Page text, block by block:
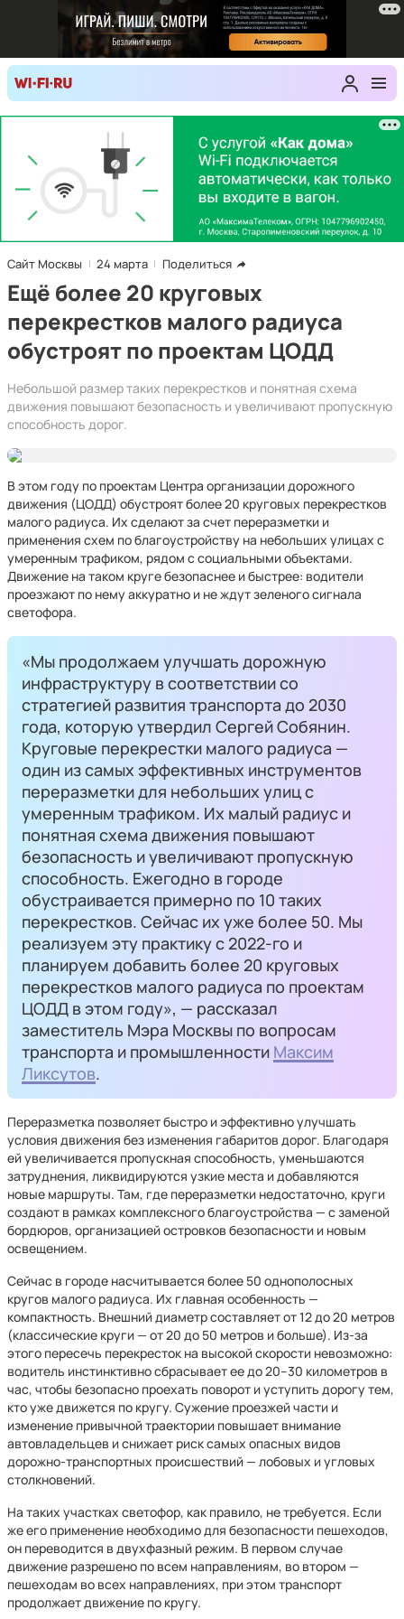
Сайт Москвы 24 марта Поделиться
Ещё более 20 круговых
перекрестков малого радиуса
обустроят по проектам ЦОДД
Небольшой размер таких перекрестков и понятная схема
движения повышают безопасность и увеличивают пропускную
способность дорог.
В этом году по проектам Центра организации дорожного
движения (ЦОДД) обустроят более 20 круговых перекрестков
малого радиуса. Их сделают за счет переразметки и
применения схем по благоустройству на небольших улицах с
умеренным трафиком, рядом с социальными объектами.
Движение на таком круге безопаснее и быстрее: водители
проезжают по нему аккуратно и не ждут зеленого сигнала
светофора.
«Мы продолжаем улучшать дорожную
инфраструктуру в соответствии со
стратегией развития транспорта до 2030
года, которую утвердил Сергей Собянин.
Круговые перекрестки малого радиуса —
один из самых эффективных инструментов
переразметки для небольших улиц с
умеренным трафиком. Их малый радиус и
понятная схема движения повышают
безопасность и увеличивают пропускную
способность. Ежегодно в городе
обустраивается примерно по 10 таких
перекрестков. Сейчас их уже более 50. Мы
реализуем эту практику с 2022-го и
планируем добавить более 20 круговых
перекрестков малого радиуса по проектам
ЦОДД в этом году», — рассказал
заместитель Мэра Москвы по вопросам
транспорта и промышленности Максим
Ликсутов.
Переразметка позволяет быстро и эффективно улучшать
условия движения без изменения габаритов дорог. Благодаря
ей увеличивается пропускная способность, уменьшаются
затруднения, ликвидируются узкие места и добавляются
новые маршруты. Там, где переразметки недостаточно, круги
создают в рамках комплексного благоустройства — с заменой
бордюров, организацией островков безопасности и новым
освещением.
Сейчас в городе насчитывается более 50 однополосных
кругов малого радиуса. Их главная особенность —
компактность. Внешний диаметр составляет от 12 до 20 метров
(классические круги — от 20 до 50 метров и больше). Из-за
этого пересечь перекресток на высокой скорости невозможно:
водитель инстинктивно сбрасывает ее до 20–30 километров в
час, чтобы безопасно проехать поворот и уступить дорогу тем,
кто уже движется по кругу. Сужение проезжей части и
изменение привычной траектории повышает внимание
автовладельцев и снижает риск самых опасных видов
дорожно-транспортных происшествий — лобовых и угловых
столкновений.
На таких участках светофор, как правило, не требуется. Если
же его применение необходимо для безопасности пешеходов,
он переводится в двухфазный режим. В первом случае
движение разрешено по всем направлениям, во втором —
пешеходам во всех направлениях, при этом транспорт
продолжает движение по кругу.